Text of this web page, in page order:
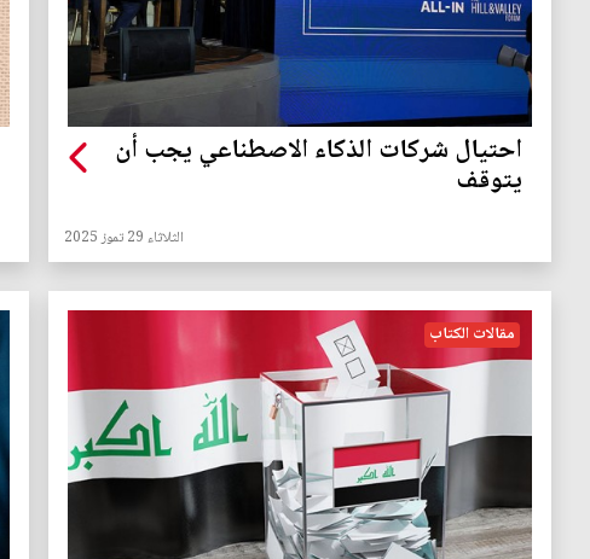
احتيال شركات الذكاء الاصطناعي يجب أن
يتوقف
الثلاثاء 29 تموز 2025
مقالات الكتاب